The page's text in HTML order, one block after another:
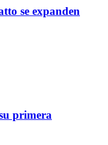
se expanden
primera